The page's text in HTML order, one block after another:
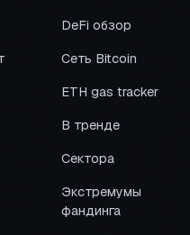
DeFi обзор
Сеть Bitcoin
ETH gas tracker
В тренде
Сектора
Экстремумы
фандинга